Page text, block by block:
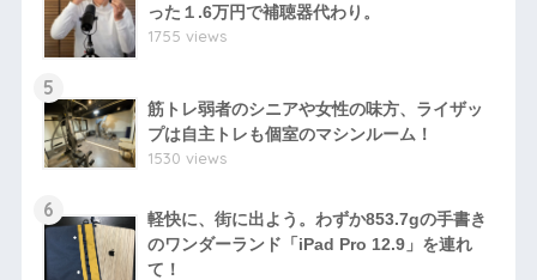
った１.6万円で補聴器代わり。
1755 views
5
筋トレ弱者のシニアや女性の味方、ライザッ
プは自主トレも個室のマシンルーム！
1530 views
6
軽快に、街に出よう。わずか853.7gの手書き
のワンダーランド「iPad Pro 12.9」を連れ
て！